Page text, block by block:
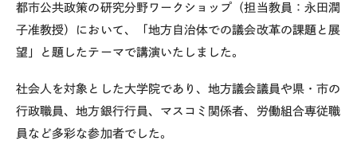
都市公共政策の研究分野ワークショップ（担当教員：永田潤
子准教授）において、「地方自治体での議会改革の課題と展
望」と題したテーマで講演いたしました。
社会人を対象とした大学院であり、地方議会議員や県・市の
行政職員、地方銀行行員、マスコミ関係者、労働組合専従職
員など多彩な参加者でした。